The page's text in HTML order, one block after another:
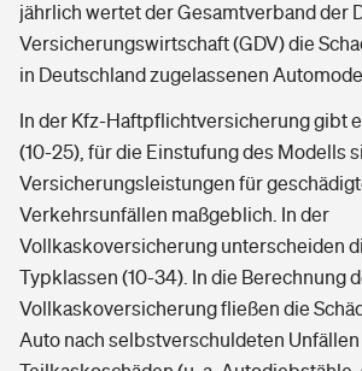
jährlich wertet der Gesamtverband der
Versicherungswirtschaft (GDV) die
in Deutschland zugelassenen
In der Kfz-Haftpflichtversicherung gibt
(10-25), für die Einstufung des Modells
Versicherungsleistungen für
Verkehrsunfällen maßgeblich. In der
Vollkaskoversicherung unterscheiden
Typklassen (10-34). In die Berechnung
Vollkaskoversicherung fließen die
Auto nach selbstverschuldeten